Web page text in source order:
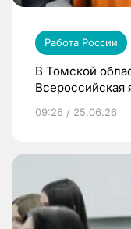
Работа России
В Томской
Всероссийская
09:26 / 25.06.26